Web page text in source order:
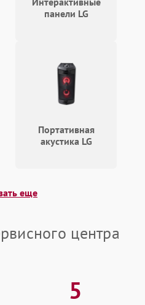
панели LG
Портативная
акустика LG
еще
центра
5